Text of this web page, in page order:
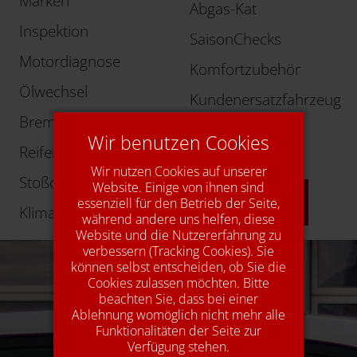
Inspektion
Motordiagnose
Ölwechsel
Bremsen
Reifen
Stoßdämpfer
Klimaservice
Abgas-Kat
SaisonChecks
Komfortzubehör
Kundenersatzfahrzeug
mehr Info
Wir benutzen Cookies
Wir nutzen Cookies auf unserer
Website. Einige von ihnen sind
essenziell für den Betrieb der Seite,
während andere uns helfen, diese
Website und die Nutzererfahrung zu
verbessern (Tracking Cookies). Sie
können selbst entscheiden, ob Sie die
Cookies zulassen möchten. Bitte
beachten Sie, dass bei einer
Ablehnung womöglich nicht mehr alle
Funktionalitäten der Seite zur
Verfügung stehen.